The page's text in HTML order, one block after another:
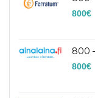
800€
800
800€